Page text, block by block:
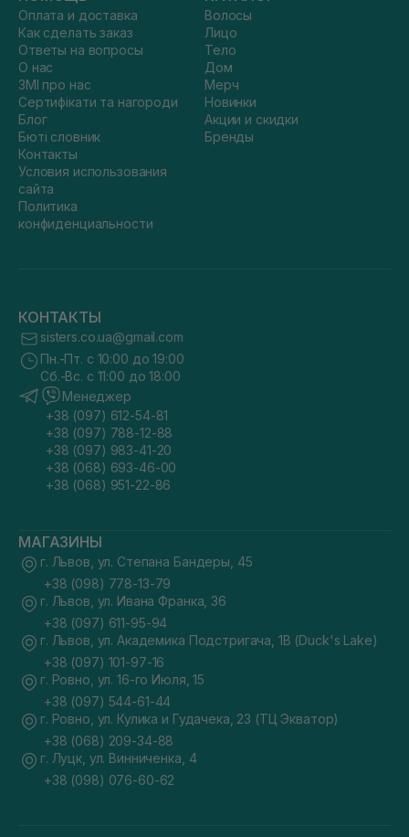
Оплата и доставка
Как сделать заказ
Ответы на вопросы
О нас
ЗМІ про нас
Сертифікати та нагороди
Блог
Бюті словник
Контакты
Условия использования
сайта
Политика
конфиденциальности
Волосы
Лицо
Тело
Дом
Мерч
Новинки
Акции и скидки
Бренды
КОНТАКТЫ
sisters.co.ua@gmail.com
Пн.-Пт. с 10:00 до 19:00
Сб.-Вс. с 11:00 до 18:00
Менеджер
+38 (097) 612-54-81
+38 (097) 788-12-88
+38 (097) 983-41-20
+38 (068) 693-46-00
+38 (068) 951-22-86
МАГАЗИНЫ
г. Львов, ул. Степана Бандеры, 45
+38 (098) 778-13-79
г. Львов, ул. Ивана Франка, 36
+38 (097) 611-95-94
г. Львов, ул. Академика Подстригача, 1В (Duck's Lake)
+38 (097) 101-97-16
г. Ровно, ул. 16-го Июля, 15
+38 (097) 544-61-44
г. Ровно, ул. Кулика и Гудачека, 23 (ТЦ Экватор)
+38 (068) 209-34-88
г. Луцк, ул. Винниченка, 4
+38 (098) 076-60-62